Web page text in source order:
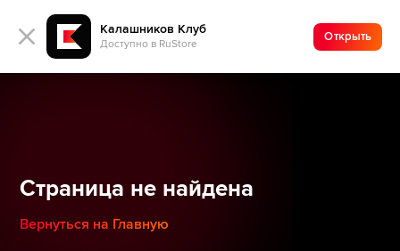
Калашников Клуб
Доступно в RuStore
Открыть
Страница не найдена
Вернуться на Главную